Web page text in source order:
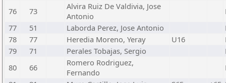
76
73
Alvira Ruiz De Valdivia, Jose
Antonio
77
51 Laborda Perez, Jose Antonio
78
77 Heredia Moreno, Yeray U16
79
71 Perales Tobajas, Sergio
80
66
Romero Rodriguez,
Fernando